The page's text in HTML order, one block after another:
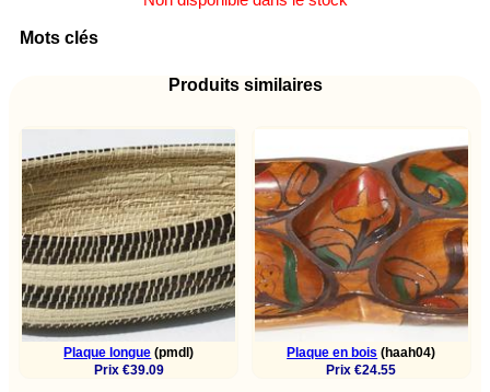
Mots clés
Produits similaires
Plaque longue (pmdl)
Prix €39.09
Plaque en bois (haah04)
Prix €24.55